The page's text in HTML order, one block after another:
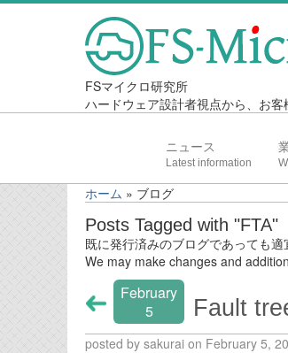
FSマイクロ研究所
ハードウェア設計者視点から、お
ニュース
ホーム » ブログ
Posts Tagged with "FTA"
既に発行済みのブログであっても適
We may make changes and
February
5
Fault
posted by sakurai on February 5,